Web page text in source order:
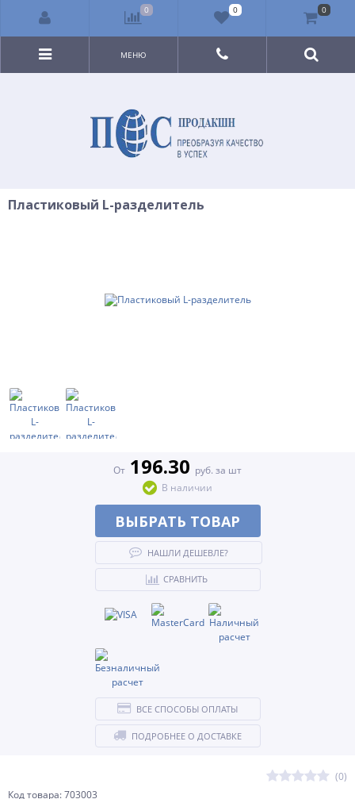
МЕНЮ
Пластиковый L-разделитель
(0)
Код товара: 703003
От 196.30 руб. за шт
В наличии
ВЫБРАТЬ ТОВАР
НАШЛИ ДЕШЕВЛЕ?
СРАВНИТЬ
ВСЕ СПОСОБЫ ОПЛАТЫ
ПОДРОБНЕЕ О ДОСТАВКЕ
0 0 0